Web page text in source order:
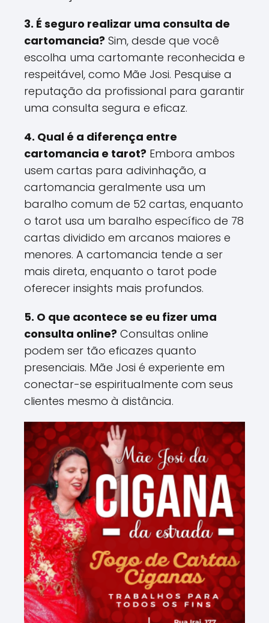
3. É seguro realizar uma consulta de
cartomancia? Sim, desde que você
escolha uma cartomante reconhecida e
respeitável, como Mãe Josi. Pesquise a
reputação da profissional para garantir
uma consulta segura e eficaz.
4. Qual é a diferença entre
cartomancia e tarot? Embora ambos
usem cartas para adivinhação, a
cartomancia geralmente usa um
baralho comum de 52 cartas, enquanto
o tarot usa um baralho específico de 78
cartas dividido em arcanos maiores e
menores. A cartomancia tende a ser
mais direta, enquanto o tarot pode
oferecer insights mais profundos​.
5. O que acontece se eu fizer uma
consulta online? Consultas online
podem ser tão eficazes quanto
presenciais. Mãe Josi é experiente em
conectar-se espiritualmente com seus
clientes mesmo à distância​.